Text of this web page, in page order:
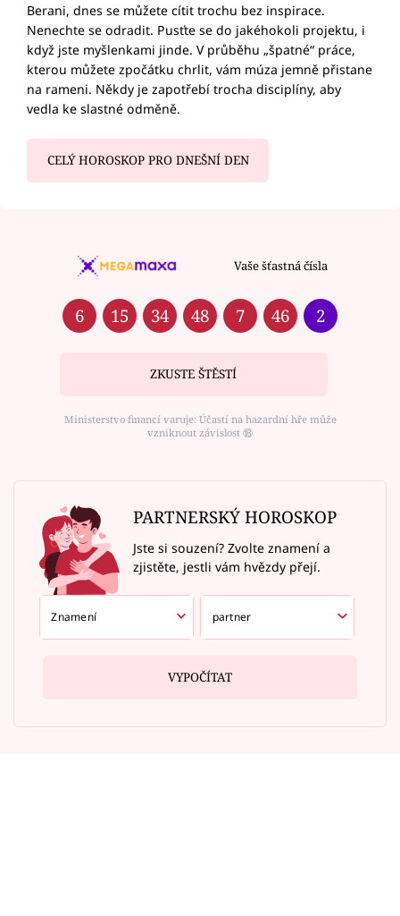
Berani, dnes se můžete cítit trochu bez inspirace.
Nenechte se odradit. Pusťte se do jakéhokoli projektu, i
když jste myšlenkami jinde. V průběhu „špatné“ práce,
kterou můžete zpočátku chrlit, vám múza jemně přistane
na rameni. Někdy je zapotřebí trocha disciplíny, aby
vedla ke slastné odměně.
CELÝ HOROSKOP PRO DNEŠNÍ DEN
Vaše šťastná čísla
6 15 34 48 7 46 2
ZKUSTE ŠTĚSTÍ
Ministerstvo financí varuje: Účastí na hazardní hře může
vzniknout závislost ⑱
PARTNERSKÝ HOROSKOP
Jste si souzení? Zvolte znamení a
zjistěte, jestli vám hvězdy přejí.
VYPOČÍTAT